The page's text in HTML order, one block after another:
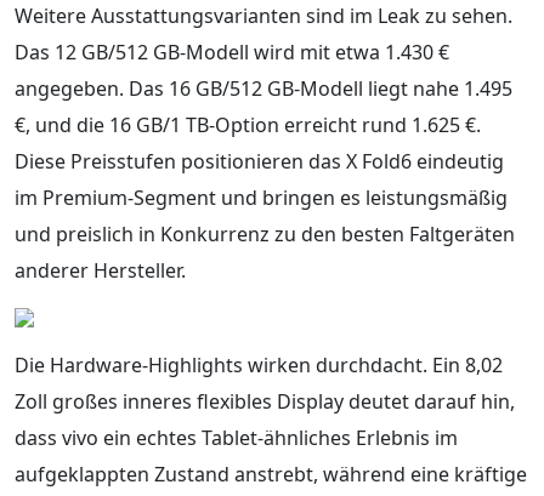
Weitere Ausstattungsvarianten sind im Leak zu sehen.
Das 12 GB/512 GB-Modell wird mit etwa 1.430 €
angegeben. Das 16 GB/512 GB-Modell liegt nahe 1.495
€, und die 16 GB/1 TB-Option erreicht rund 1.625 €.
Diese Preisstufen positionieren das X Fold6 eindeutig
im Premium-Segment und bringen es leistungsmäßig
und preislich in Konkurrenz zu den besten Faltgeräten
anderer Hersteller.
Die Hardware-Highlights wirken durchdacht. Ein 8,02
Zoll großes inneres flexibles Display deutet darauf hin,
dass vivo ein echtes Tablet-ähnliches Erlebnis im
aufgeklappten Zustand anstrebt, während eine kräftige